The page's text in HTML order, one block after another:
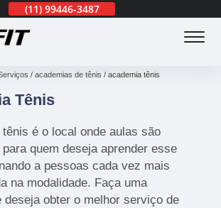
(11) 99446-3487 (11)
academias de tênis academia tênis
Tênis
tênis é o local onde aulas são
quem deseja aprender esse
a pessoas cada vez mais
na modalidade. Faça uma
deseja obter o melhor serviço de